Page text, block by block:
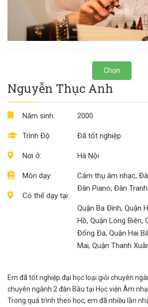
Chọn
Nguyễn Thục Anh
Năm sinh:
Trình Độ:
Nơi ở:
Môn dạy:
Có thể dạy tại:
2000
Đã tốt nghiệp
Hà Nội
Cảm thụ âm nhạc,
Đàn Piano, Đàn
Quận Ba Đình, Quận
Hồ, Quận Long Biên,
Đống Đa, Quận Hai
Mai, Quận Thanh
Em đã tốt nghiệp đại học loại giỏi chuyên
chuyên ngành 2 đàn Bầu tại Học viện Âm
Trong quá trình theo học, em đã nhiều lần